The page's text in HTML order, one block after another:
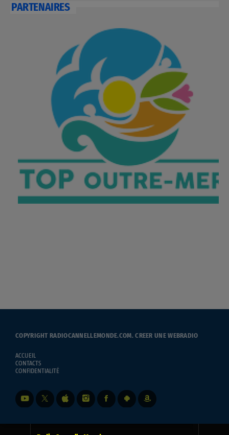
PARTENAIRES
COPYRIGHT RADIOCANNELLEMONDE.COM.CREER UNE WEBRADIO
ACCUEIL
CONTACTS
CONFIDENTIALITÉ